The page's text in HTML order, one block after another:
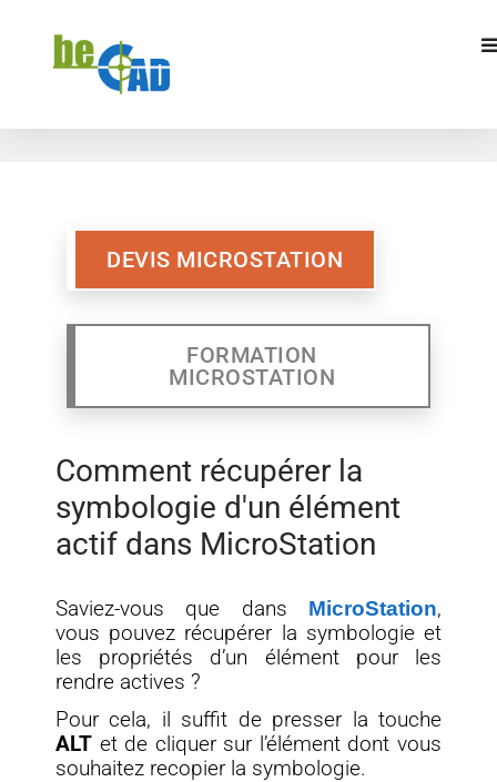
DEVIS MICROSTATION
MICROSTATION
DEVIS MICROSTATION
FORMATION
MICROSTATION
Comment récupérer la
symbologie d'un élément
actif dans MicroStation
Saviez-vous que dans MicroStation,
vous pouvez récupérer la symbologie et
les propriétés d’un élément pour les
rendre actives ?
Pour cela, il suffit de presser la touche
ALT et de cliquer sur l’élément dont vous
souhaitez recopier la symbologie.